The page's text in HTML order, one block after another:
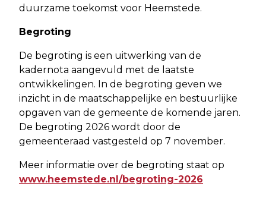
duurzame toekomst voor Heemstede.
Begroting
De begroting is een uitwerking van de
kadernota aangevuld met de laatste
ontwikkelingen. In de begroting geven we
inzicht in de maatschappelijke en bestuurlijke
opgaven van de gemeente de komende jaren.
De begroting 2026 wordt door de
gemeenteraad vastgesteld op 7 november.
Meer informatie over de begroting staat op
www.heemstede.nl/begroting-2026